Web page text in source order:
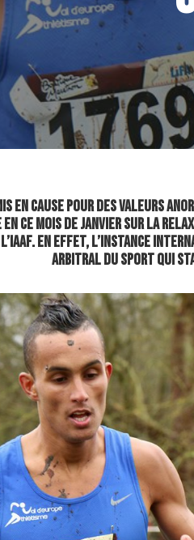
en cause pour des valeurs
en ce mois de janvier sur la
l’IAAF. En effet, l’instance
Arbitral du Sport qui